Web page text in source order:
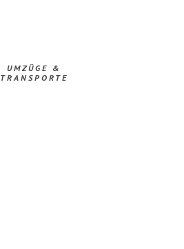
UMZÜGE &
TRANSPORTE